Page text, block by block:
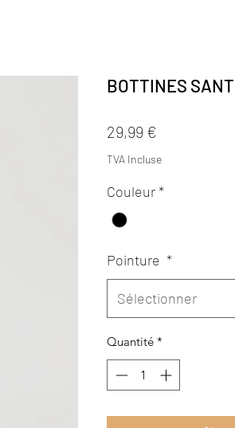
BOTTINES
29,99 €
TVA Incluse
Couleur*
Pointure *
Sélectionner
Quantité *